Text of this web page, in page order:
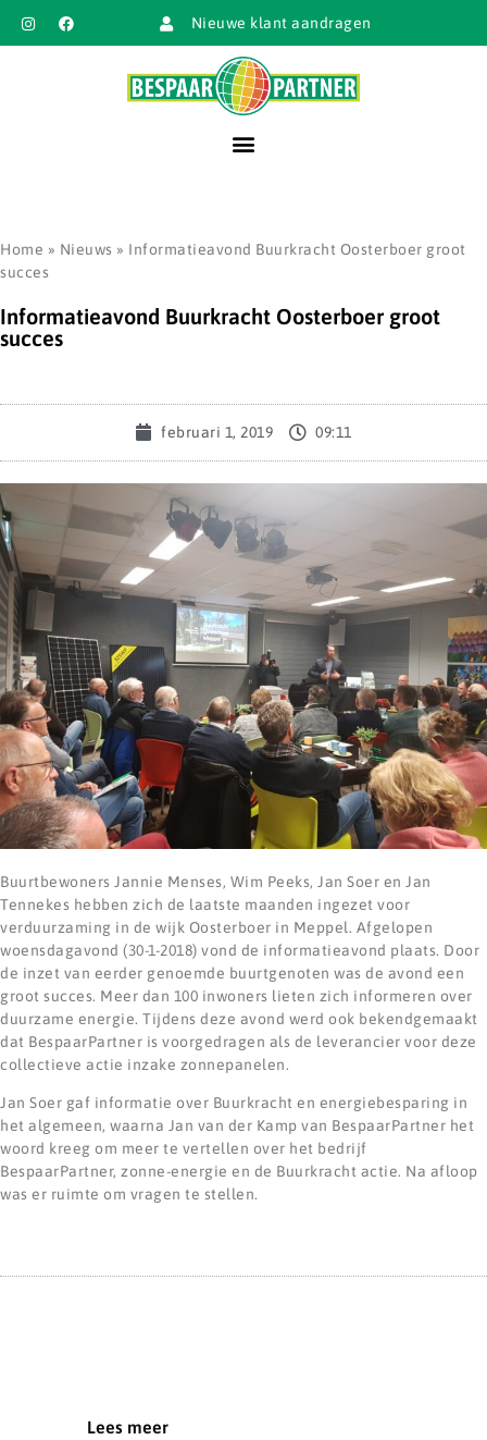
Nieuwe klant aandragen
Home » Nieuws » Informatieavond Buurkracht Oosterboer groot
succes
Informatieavond Buurkracht Oosterboer groot
succes
februari 1, 2019 09:11
Buurtbewoners Jannie Menses, Wim Peeks, Jan Soer en Jan
Tennekes hebben zich de laatste maanden ingezet voor
verduurzaming in de wijk Oosterboer in Meppel. Afgelopen
woensdagavond (30-1-2018) vond de informatieavond plaats. Door
de inzet van eerder genoemde buurtgenoten was de avond een
groot succes. Meer dan 100 inwoners lieten zich informeren over
duurzame energie. Tijdens deze avond werd ook bekendgemaakt
dat BespaarPartner is voorgedragen als de leverancier voor deze
collectieve actie inzake zonnepanelen.
Jan Soer gaf informatie over Buurkracht en energiebesparing in
het algemeen, waarna Jan van der Kamp van BespaarPartner het
woord kreeg om meer te vertellen over het bedrijf
BespaarPartner, zonne-energie en de Buurkracht actie. Na afloop
was er ruimte om vragen te stellen.
Lees meer